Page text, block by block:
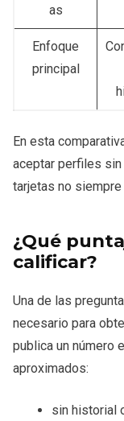
as
Enfoque
principal
En esta
aceptar perfiles
tarjetas no siempre
¿Qué
calificar?
Una de las
necesario para
publica un número
aproximados:
sin historial